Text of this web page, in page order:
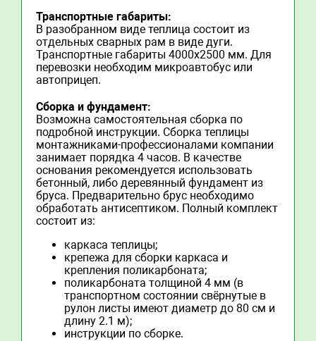
Транспортные габариты:
В разобранном виде теплица состоит из
отдельных сварных рам в виде дуги.
Транспортные габариты 4000х2500 мм. Для
перевозки необходим микроавтобус или
автоприцеп.
Сборка и фундамент:
Возможна самостоятельная сборка по
подробной инструкции. Сборка теплицы
монтажниками-профессионалами компании
занимает порядка 4 часов. В качестве
основания рекомендуется использовать
бетонный, либо деревянный фундамент из
бруса. Предварительно брус необходимо
обработать антисептиком. Полный комплект
состоит из:
каркаса теплицы;
крепежа для сборки каркаса и
крепления поликарбоната;
поликарбоната толщиной 4 мм (в
транспортном состоянии свёрнутые в
рулон листы имеют диаметр до 80 см и
длину 2.1 м);
инструкции по сборке.